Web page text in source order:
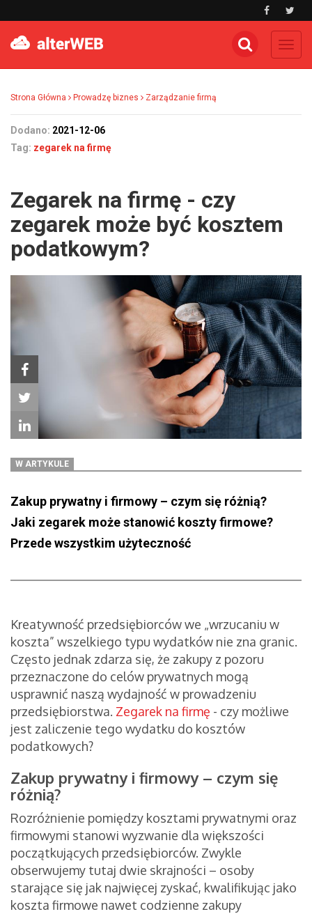
Strona Główna Prowadzę biznes Zarządzanie firmą
Dodano: 2021-12-06
Tag: zegarek na firmę
Zegarek na firmę - czy
zegarek może być kosztem
podatkowym?
W ARTYKULE
Zakup prywatny i firmowy – czym się różnią?
Jaki zegarek może stanowić koszty firmowe?
Przede wszystkim użyteczność
Kreatywność przedsiębiorców we „wrzucaniu w
koszta” wszelkiego typu wydatków nie zna granic.
Często jednak zdarza się, że zakupy z pozoru
przeznaczone do celów prywatnych mogą
usprawnić naszą wydajność w prowadzeniu
przedsiębiorstwa. Zegarek na firmę - czy możliwe
jest zaliczenie tego wydatku do kosztów
podatkowych?
Zakup prywatny i firmowy – czym się
różnią?
Rozróżnienie pomiędzy kosztami prywatnymi oraz
firmowymi stanowi wyzwanie dla większości
początkujących przedsiębiorców. Zwykle
obserwujemy tutaj dwie skrajności – osoby
starające się jak najwięcej zyskać, kwalifikując jako
koszta firmowe nawet codzienne zakupy